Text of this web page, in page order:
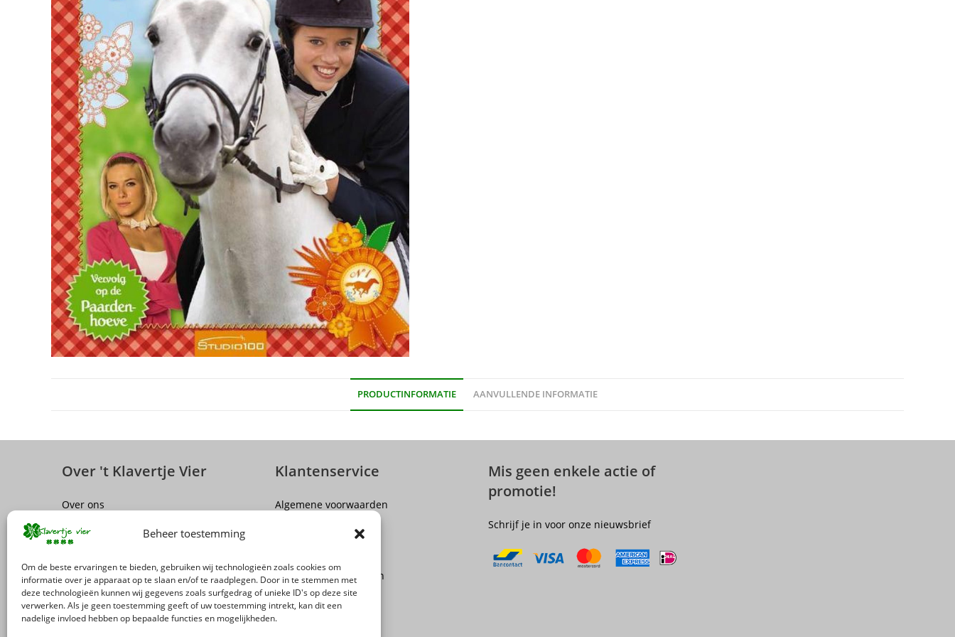
Beheer toestemming
Om de beste ervaringen te bieden, gebruiken wij technologieën zoals cookies om
informatie over je apparaat op te slaan en/of te raadplegen. Door in te stemmen met
deze technologieën kunnen wij gegevens zoals surfgedrag of unieke ID's op deze site
verwerken. Als je geen toestemming geeft of uw toestemming intrekt, kan dit een
nadelige invloed hebben op bepaalde functies en mogelijkheden.
PRODUCTINFORMATIE AANVULLENDE INFORMATIE
Over 't Klavertje Vier
Over ons
Vacatures
Klantenservice
Algemene voorwaarden
Levering en Verzenden
Terugroepingen
Mis geen enkele actie of
promotie!
Schrijf je in voor onze nieuwsbrief